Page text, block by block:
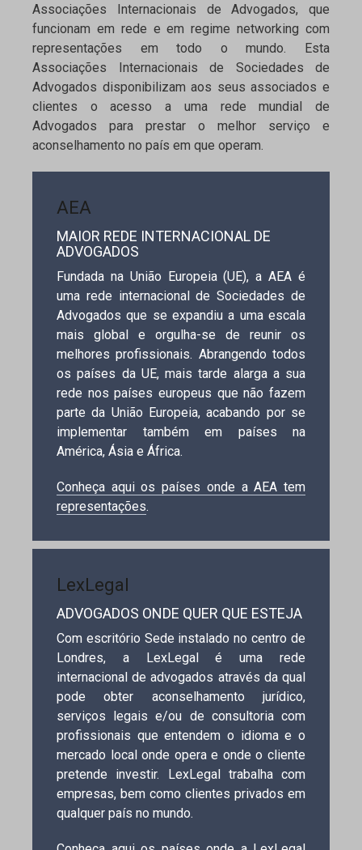
Associações Internacionais de Advogados, que
funcionam em rede e em regime networking com
representações em todo o mundo. Esta
Associações Internacionais de Sociedades de
Advogados disponibilizam aos seus associados e
clientes o acesso a uma rede mundial de
Advogados para prestar o melhor serviço e
aconselhamento no país em que operam.
AEA
MAIOR REDE INTERNACIONAL DE
ADVOGADOS
Fundada na União Europeia (UE), a AEA é
uma rede internacional de Sociedades de
Advogados que se expandiu a uma escala
mais global e orgulha-se de reunir os
melhores profissionais. Abrangendo todos
os países da UE, mais tarde alarga a sua
rede nos países europeus que não fazem
parte da União Europeia, acabando por se
implementar também em países na
América, Ásia e África.
Conheça aqui os países onde a AEA tem
representações.
LexLegal
ADVOGADOS ONDE QUER QUE ESTEJA
Com escritório Sede instalado no centro de
Londres, a LexLegal é uma rede
internacional de advogados através da qual
pode obter aconselhamento jurídico,
serviços legais e/ou de consultoria com
profissionais que entendem o idioma e o
mercado local onde opera e onde o cliente
pretende investir. LexLegal trabalha com
empresas, bem como clientes privados em
qualquer país no mundo.